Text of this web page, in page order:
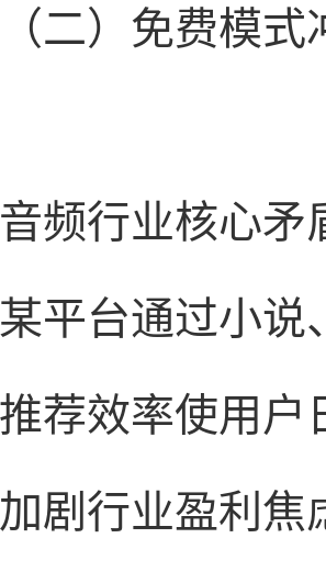
（二）免费模
音频行业核心矛
平台通过小说
荐效率使用户
剧行业盈利